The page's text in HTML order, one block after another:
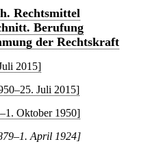
Rechtsmittel
Berufung
der Rechtskraft
2015]
Juli 2015]
Oktober 1950]
April 1924]